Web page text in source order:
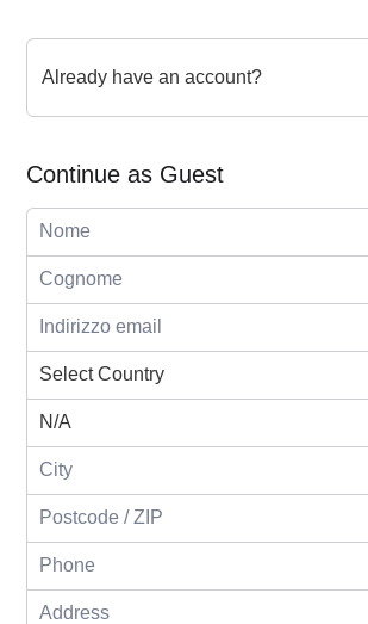
Already have an account?
Continue as Guest